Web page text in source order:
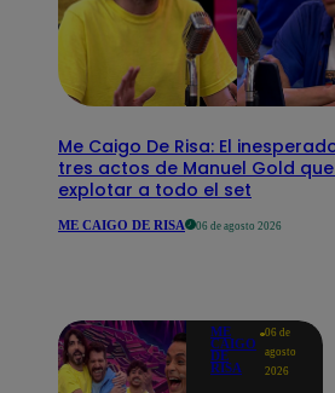
Me Caigo De Risa: El
tres actos de Manuel Gold
explotar a todo el set
ME CAIGO DE RISA 06 de agosto 2026
ME
CAIGO
DE
RISA
06 de
agosto
2026